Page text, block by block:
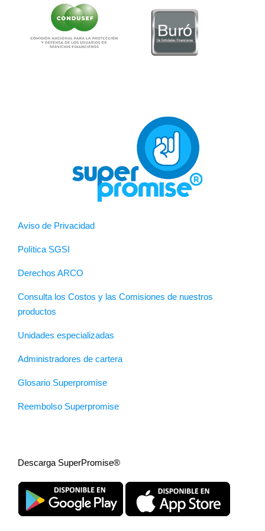
Aviso de Privacidad
Política SGSI
Derechos ARCO
Consulta los Costos y las Comisiones de nuestros
productos
Unidades especializadas
Administradores de cartera
Glosario Superpromise
Reembolso Superpromise
Descarga SuperPromise®